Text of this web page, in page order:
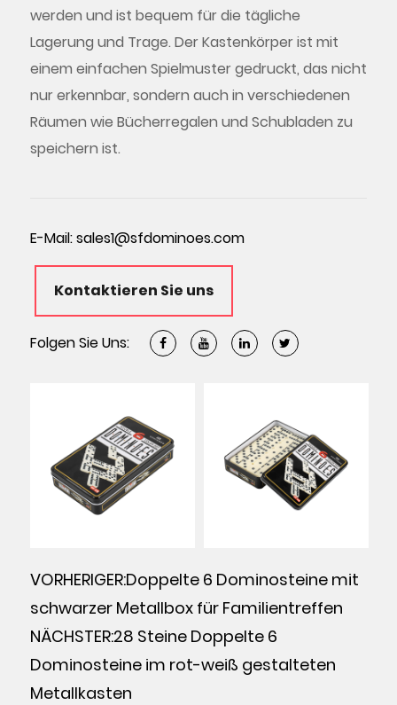
werden und ist bequem für die tägliche
Lagerung und Trage. Der Kastenkörper ist mit
einem einfachen Spielmuster gedruckt, das nicht
nur erkennbar, sondern auch in verschiedenen
Räumen wie Bücherregalen und Schubladen zu
speichern ist.
E-Mail:sales1@sfdominoes.com
Kontaktieren Sie uns
Folgen Sie Uns:
VORHERIGER:Doppelte 6 Dominosteine mit
schwarzer Metallbox für Familientreffen
NÄCHSTER:28 Steine Doppelte 6
Dominosteine im rot-weiß gestalteten
Metallkasten